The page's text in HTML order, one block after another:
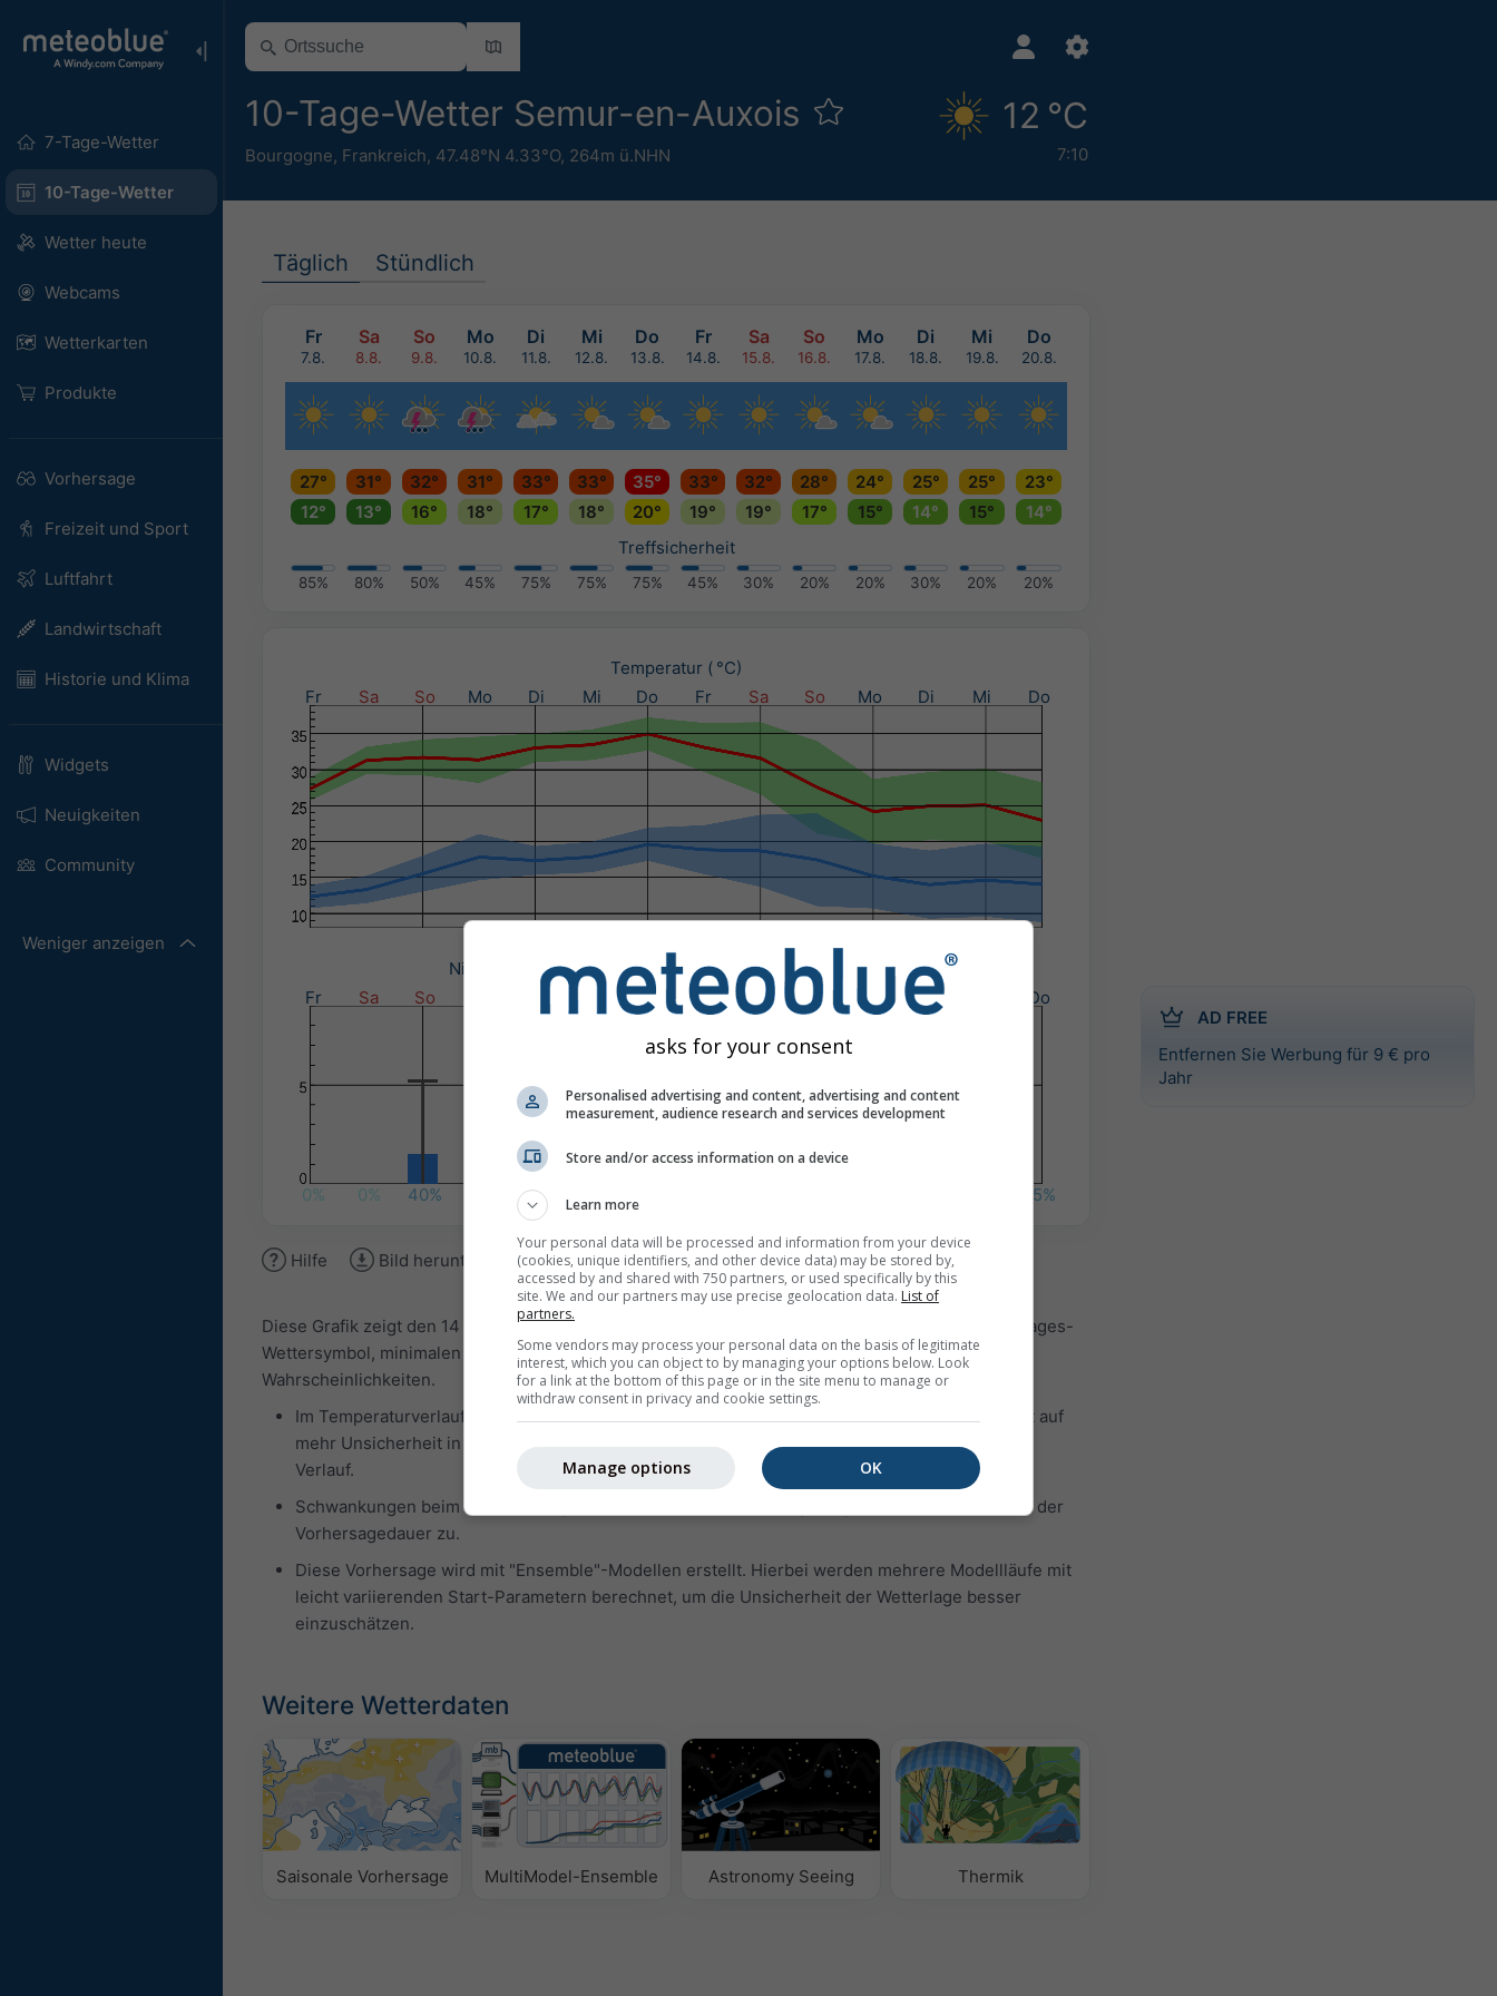
7-Tage-Wetter
10-Tage-Wetter
Wetter heute
Webcams
Wetterkarten
Produkte
Vorhersage
Freizeit und Sport
Luftfahrt
Landwirtschaft
Historie und Klima
Widgets
Neuigkeiten
Community
Weniger anzeigen
10-Tage-Wetter Semur-en-Auxois
Bourgogne, Frankreich, 47.48°N 4.33°O, 264m ü.NHN
12 °C
7:10
AD FREE
Entfernen Sie Werbung für 9 € pro
Jahr
Täglich Stündlich
Fr Sa So Mo Di Mi Do Fr Sa So Mo Di Mi Do
7.8. 8.8. 9.8. 10.8. 11.8. 12.8. 13.8. 14.8. 15.8. 16.8. 17.8. 18.8. 19.8. 20.8.
27° 31° 32° 31° 33° 33° 35° 33° 32° 28° 24° 25° 25°
23°
12°
13° 16° 18° 17° 18° 20° 19° 19° 17° 15° 14° 15°
14°
Treffsicherheit
85% 80% 50% 45% 75% 75% 75% 45% 30% 20% 20% 30% 20% 20%
Temperatur ( °C)
Fr
Sa So Mo Di Mi Do Fr Sa So Mo Di Mi Do
Niederschlag (mm) / Niederschlags­wahrscheinlichkeit (%)
Fr
Sa So Do Fr Sa So Mo Di Do
0% 0% 40% 5% 35%
Hilfe Bild herunterladen
Diese Grafik zeigt den 14 Tage-Wettertrend für
mit Tages-
Wettersymbol, minimalen und maximalen Temperaturen, Niederschlagsmengen und -
Wahrscheinlichkeiten.
Im Temperaturverlauf ist die Schwankung farblich hinterlegt. Eine stärkere Schwankung weist auf
mehr Unsicherheit in der Wettervorhersage hin. Die dicke Linie zeigt den wahrscheinlichsten
Verlauf.
Schwankungen beim Niederschlag werden in Form eines "T" angezeigt. Sie nehmen i.d.R. mit der
Vorhersagedauer zu.
Diese Vorhersage wird mit "Ensemble"-Modellen erstellt. Hierbei werden mehrere Modellläufe mit
leicht variierenden Start-Parametern berechnet, um die Unsicherheit der Wetterlage besser
einzuschätzen.
Weitere Wetterdaten
Saisonale Vorhersage MultiModel-Ensemble Astronomy Seeing Thermik
asks for your consent
Personalised advertising and content, advertising and content
measurement, audience research and services development
Store and/or access information on a device
Learn more
Your personal data will be processed and information from your device
(cookies, unique identifiers, and other device data) may be stored by,
accessed by and shared with 750 partners, or used specifically by this
site. We and our partners may use precise geolocation data. List of
partners.
Some vendors may process your personal data on the basis of legitimate
interest, which you can object to by managing your options below. Look
for a link at the bottom of this page or in the site menu to manage or
withdraw consent in privacy and cookie settings.
OK
Manage options